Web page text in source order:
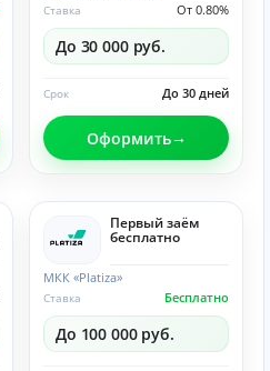
От 0.80%
Ставка
До 30 000 руб.
До 30 дней
Срок
Оформить
Первый заём
бесплатно
МКК «Platiza»
Бесплатно
Ставка
До 100 000 руб.